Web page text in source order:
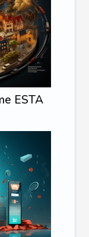
ESTA